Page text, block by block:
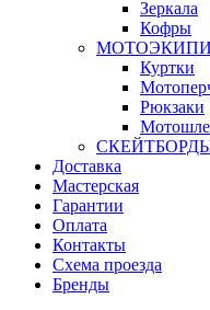
Зеркала
Кофры
Куртки
Рюкзаки
Доставка
Мастерская
Гарантии
Оплата
Контакты
Схема проезда
Бренды